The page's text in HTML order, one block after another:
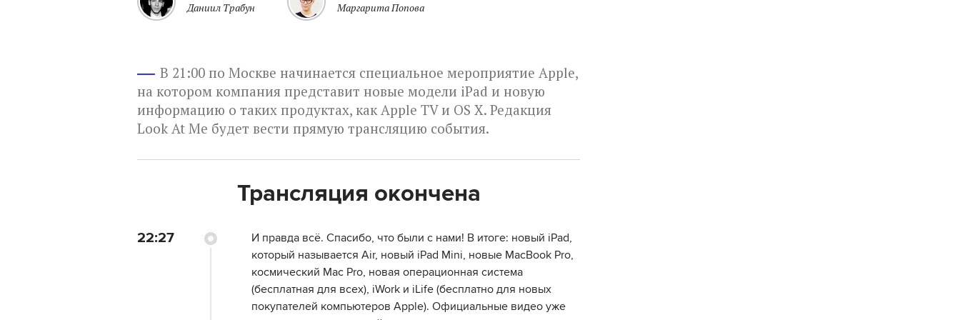
Даниил Трабун Маргарита Попова
В 21:00 по Москве начинается специальное мероприятие Apple,
на котором компания представит новые модели iPad и новую
информацию о таких продуктах, как Apple TV и OS X. Редакция
Look At Me будет вести прямую трансляцию события.
Трансляция окончена
22:27
И правда всё. Спасибо, что были с нами! В итоге: новый iPad,
который называется Air, новый iPad Mini, новые MacBook Pro,
космический Mac Pro, новая операционная система
(бесплатная для всех), iWork и iLife (бесплатно для новых
покупателей компьютеров Apple). Официальные видео уже